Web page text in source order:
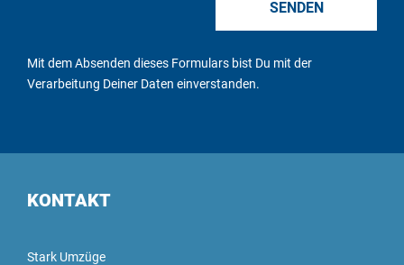
Mit dem Absenden dieses Formulars bist Du mit der
Verarbeitung Deiner Daten einverstanden.
KONTAKT
Stark Umzüge